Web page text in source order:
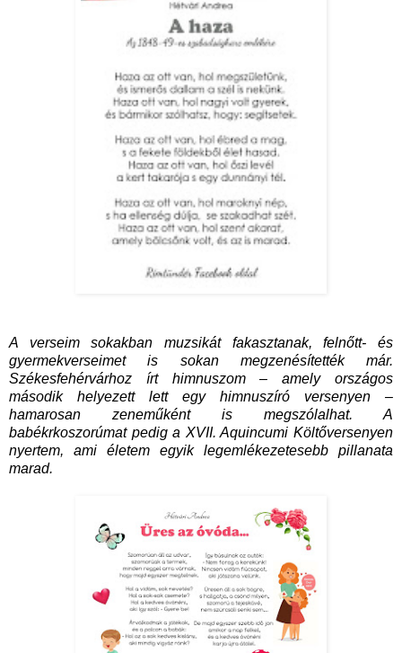
A verseim sokakban muzsikát fakasztanak, felnőtt- és
gyermekverseimet is sokan megzenésítették már.
Székesfehérvárhoz írt himnuszom – amely országos
második helyezett lett egy himnuszíró versenyen –
hamarosan zeneműként is megszólalhat. A
babékrkoszorúmat pedig a XVII. Aquincumi Költőversenyen
nyertem, ami életem egyik legemlékezetesebb pillanata
marad.